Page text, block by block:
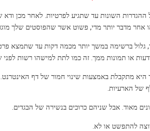
השונות עד שתגיע לפרטיות. לאחר מכן ודא
מדבר יותר מדי, פשוט אשר שהפוסטים שלך
ברשימה במשך יותר מכמה דקות עד שתמצא
או תמונות ממך. זה כמו לתת למישהו רשות לפני
היא מתקבלת באמצעות שינוי חמור של דף
של הארעיות.
מאוד. אבל שניהם כרוכים בנשירה של הבגדים.
להתפשט או לא.